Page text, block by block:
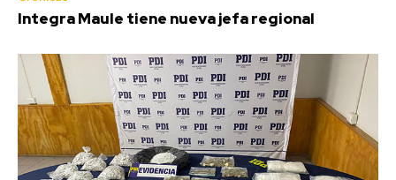
Integra Maule tiene nueva jefa regional